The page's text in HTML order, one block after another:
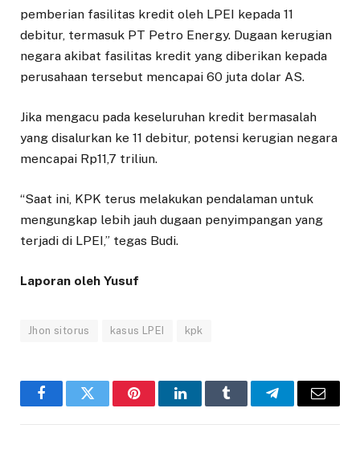
pemberian fasilitas kredit oleh LPEI kepada 11
debitur, termasuk PT Petro Energy. Dugaan kerugian
negara akibat fasilitas kredit yang diberikan kepada
perusahaan tersebut mencapai 60 juta dolar AS.
Jika mengacu pada keseluruhan kredit bermasalah
yang disalurkan ke 11 debitur, potensi kerugian negara
mencapai Rp11,7 triliun.
“Saat ini, KPK terus melakukan pendalaman untuk
mengungkap lebih jauh dugaan penyimpangan yang
terjadi di LPEI,” tegas Budi.
Laporan oleh Yusuf
Jhon sitorus kasus LPEI kpk
FacebookTwitter PinterestLinkedInTumblr TelegramEmail